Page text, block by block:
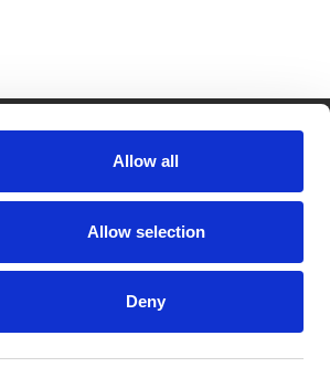
Allow all
Allow selection
Deny
geregistreerd